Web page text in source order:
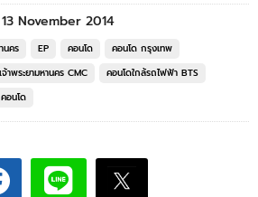
November 2014
นคร EP คอนโด
คอนโด กรุงเทพ
าพระยามหานคร CMC
คอนโดใกล้รถไฟฟ้า BTS
อนโด